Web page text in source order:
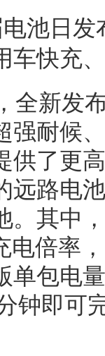
全新发
强耐候
供了更
远路电
。其中
电倍率
单包电
钟即可